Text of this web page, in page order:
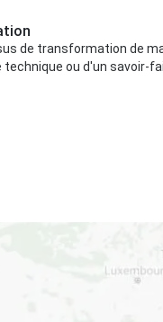
de transformation de
technique ou d'un savoir-